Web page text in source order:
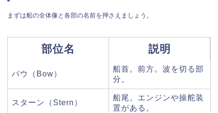
まずは船の全体像と各部の名前を押さえましょう。
部位名 説明
バウ（Bow）
船首。前方。波を切る部
分。
スターン（Stern）
船尾。エンジンや操舵装
置がある。